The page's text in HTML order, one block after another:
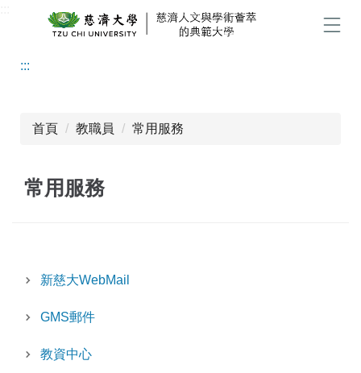
:::
首頁 教職員 常用服務
常用服務
新慈大WebMail
GMS郵件
教資中心